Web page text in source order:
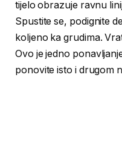
tijelo obrazuje ravnu
Spustite se, podignite
koljeno ka grudima.
Ovo je jedno
ponovite isto i drugom